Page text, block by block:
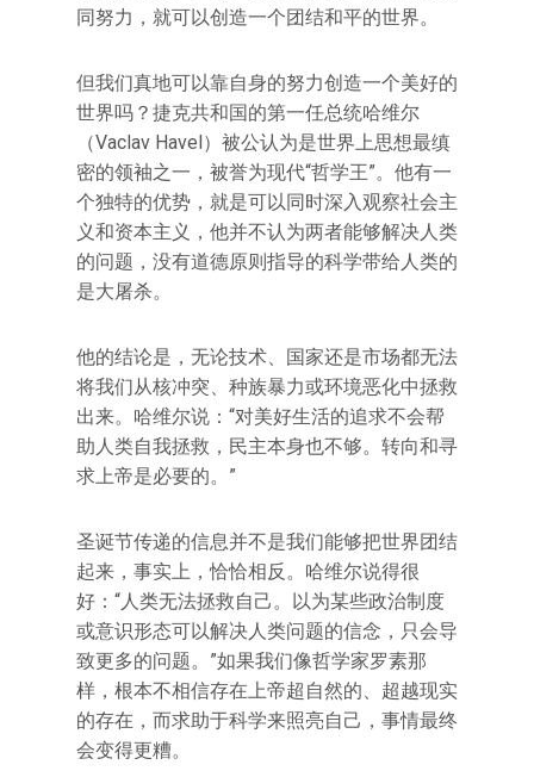
同努力，就可以创造一个团结和平的世界。
但我们真地可以靠自身的努力创造一个美好的
世界吗？捷克共和国的第一任总统哈维尔
（Vaclav Havel）被公认为是世界上思想最缜
密的领袖之一，被誉为现代“哲学王”。他有一
个独特的优势，就是可以同时深入观察社会主
义和资本主义，他并不认为两者能够解决人类
的问题，没有道德原则指导的科学带给人类的
是大屠杀。
他的结论是，无论技术、国家还是市场都无法
将我们从核冲突、种族暴力或环境恶化中拯救
出来。哈维尔说：“对美好生活的追求不会帮
助人类自我拯救，民主本身也不够。转向和寻
求上帝是必要的。”
圣诞节传递的信息并不是我们能够把世界团结
起来，事实上，恰恰相反。哈维尔说得很
好：“人类无法拯救自己。以为某些政治制度
或意识形态可以解决人类问题的信念，只会导
致更多的问题。”如果我们像哲学家罗素那
样，根本不相信存在上帝超自然的、超越现实
的存在，而求助于科学来照亮自己，事情最终
会变得更糟。